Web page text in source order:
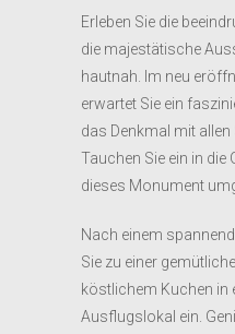
Erleben Sie die
die majestätische
hautnah. Im neu
erwartet Sie ein
das Denkmal mit
Tauchen Sie ein in die
dieses Monument
Nach einem
Sie zu einer
köstlichem Kuchen in
Ausflugslokal ein.